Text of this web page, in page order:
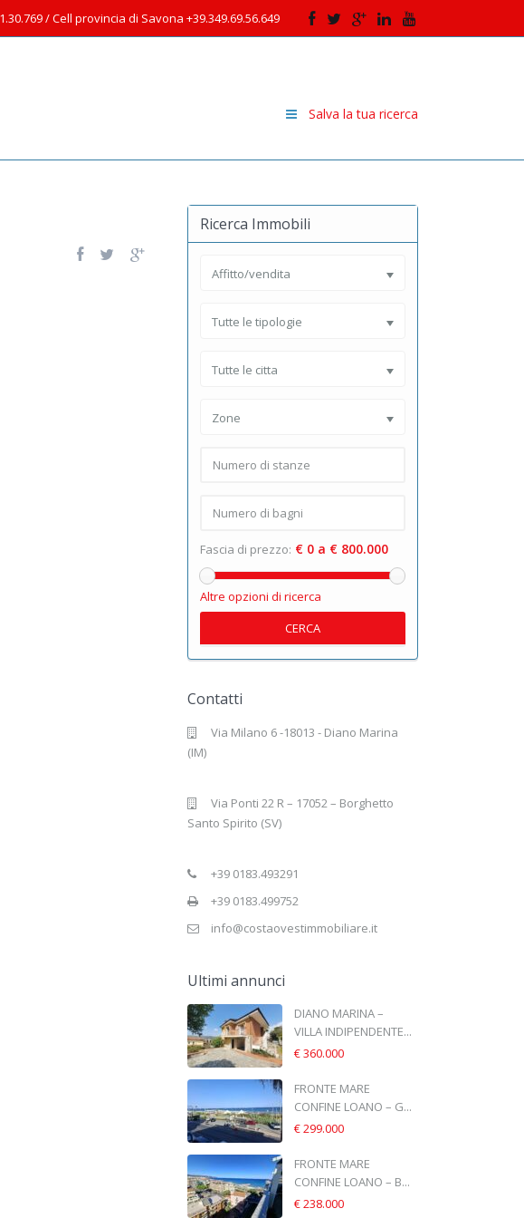
/ Cell provincia di Savona +39.349.69.56.649
Salva la tua ricerca
Ricerca Immobili
Affitto/vendita
Tutte le tipologie
Tutte le citta
Zone
Fascia di prezzo: € 0 a € 800.000
Altre opzioni di ricerca
CERCA
Contatti
Via Milano 6 -18013 - Diano Marina
(IM)
Via Ponti 22 R – 17052 – Borghetto
Santo Spirito (SV)
+39 0183.493291
+39 0183.499752
info@costaovestimmobiliare.it
Ultimi annunci
DIANO MARINA –
VILLA INDIPENDENTE...
€ 360.000
FRONTE MARE
CONFINE LOANO – G...
€ 299.000
FRONTE MARE
CONFINE LOANO – B...
€ 238.000